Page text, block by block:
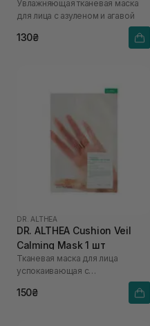
Увлажняющая тканевая маска
для лица с азуленом и агавой
130₴
DR. ALTHEA
DR. ALTHEA Cushion Veil
Calming Mask 1 шт
Тканевая маска для лица
успокаивающая с
150₴